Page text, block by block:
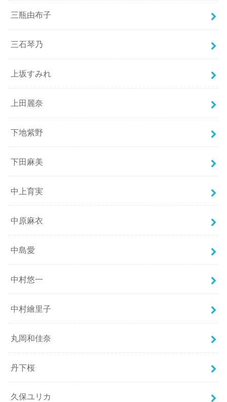
三瓶由布子
三石琴乃
上坂すみれ
上田麗奈
下地紫野
下田麻美
中上育実
中原麻衣
中島愛
中村悠一
中村繪里子
丸岡和佳奈
丹下桜
久保ユリカ